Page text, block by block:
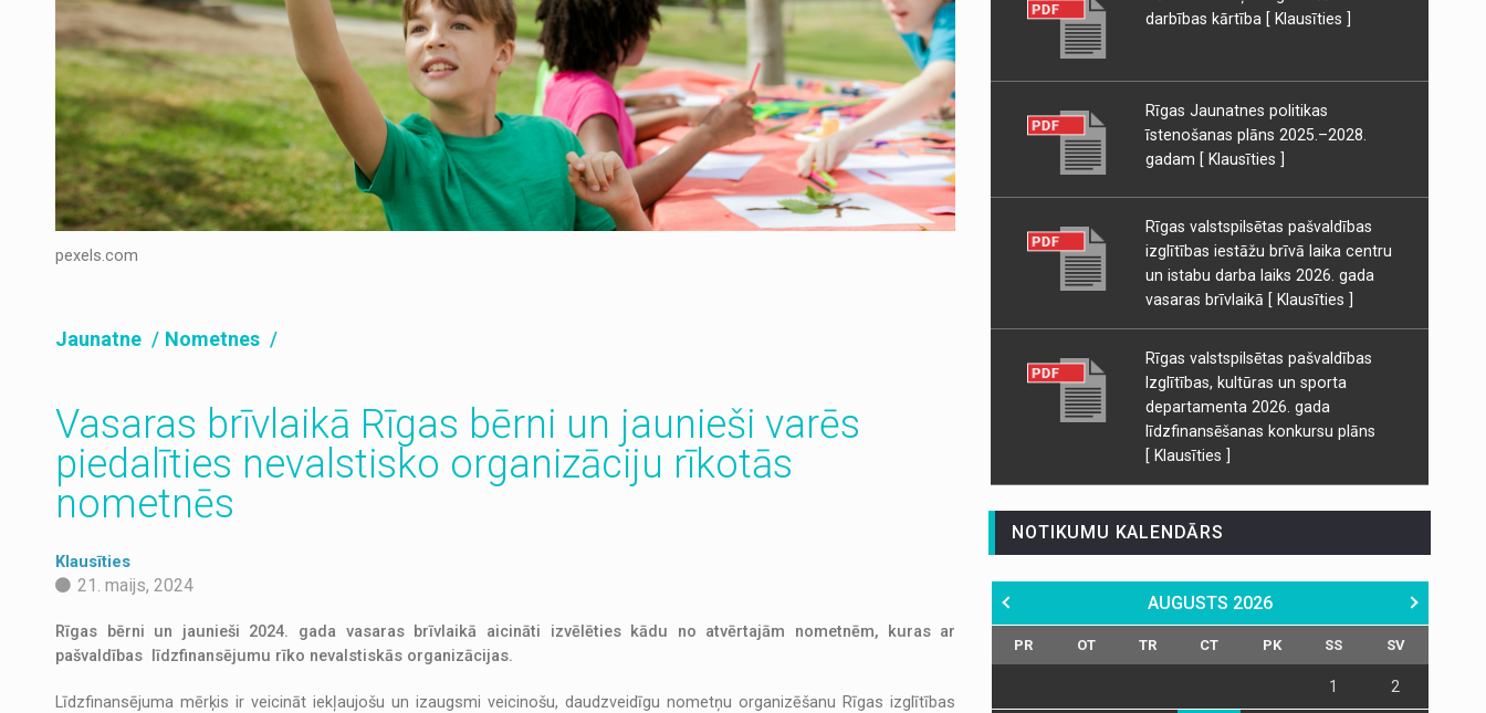
pexels.com
Jaunatne Nometnes
Vasaras brīvlaikā Rīgas bērni un jaunieši varēs
piedalīties nevalstisko organizāciju rīkotās
nometnēs
Klausīties
21. maijs, 2024
Rīgas bērni un jaunieši 2024. gada vasaras brīvlaikā aicināti izvēlēties kādu no atvērtajām nometnēm, kuras ar
pašvaldības līdzfinansējumu rīko nevalstiskās organizācijas.
Līdzfinansējuma mērķis ir veicināt iekļaujošu un izaugsmi veicinošu, daudzveidīgu nometņu organizēšanu Rīgas izglītības
darbības kārtība [ Klausīties ]
Rīgas Jaunatnes politikas
īstenošanas plāns 2025.–2028.
gadam [ Klausīties ]
Rīgas valstspilsētas pašvaldības
izglītības iestāžu brīvā laika centru
un istabu darba laiks 2026. gada
vasaras brīvlaikā [ Klausīties ]
Rīgas valstspilsētas pašvaldības
Izglītības, kultūras un sporta
departamenta 2026. gada
līdzfinansēšanas konkursu plāns
[ Klausīties ]
NOTIKUMU KALENDĀRS
AUGUSTS 2026
PR OT TR CT PK SS SV
1 2